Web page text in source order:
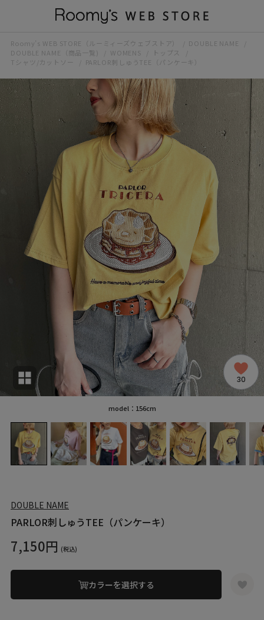
Roomy’s WEB STORE（ルーミィーズウェブストア）
DOUBLE NAME
DOUBLE NAME（商品一覧)
WOMENS
トップス
Tシャツ/カットソー
PARLOR刺しゅうTEE（パンケーキ）
30
model：156cm
DOUBLE NAME
PARLOR刺しゅうTEE（パンケーキ）
7,150円 (税込)
カラーを選択する